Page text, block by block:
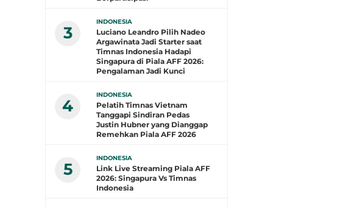
3
INDONESIA
Luciano Leandro Pilih Nadeo
Argawinata Jadi Starter saat
Timnas Indonesia Hadapi
Singapura di Piala AFF 2026:
Pengalaman Jadi Kunci
4
INDONESIA
Pelatih Timnas Vietnam
Tanggapi Sindiran Pedas
Justin Hubner yang Dianggap
Remehkan Piala AFF 2026
5
INDONESIA
Link Live Streaming Piala AFF
2026: Singapura Vs Timnas
Indonesia